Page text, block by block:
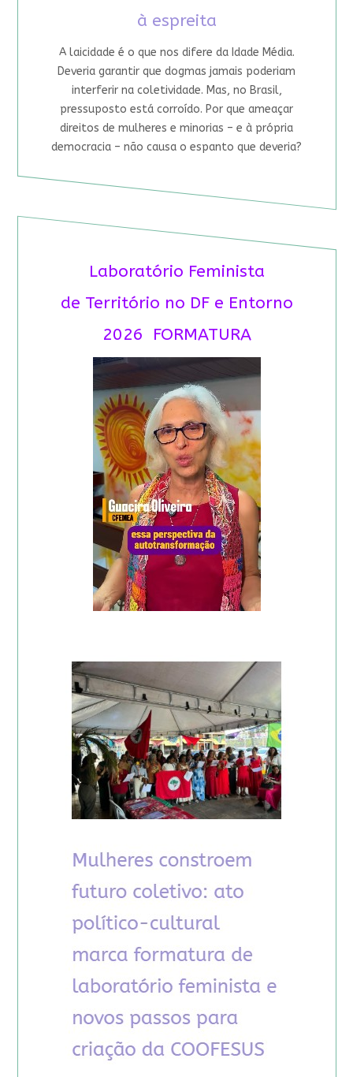
à espreita
A laicidade é o que nos difere da Idade Média.
Deveria garantir que dogmas jamais poderiam
interferir na coletividade. Mas, no Brasil,
pressuposto está corroído. Por que ameaçar
direitos de mulheres e minorias – e à própria
democracia – não causa o espanto que deveria?
Laboratório Feminista
de Território no DF e Entorno
2026 FORMATURA